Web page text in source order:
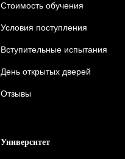
Стоимость обучения
Условия поступления
Вступительные испытания
День открытых дверей
Отзывы
Университет